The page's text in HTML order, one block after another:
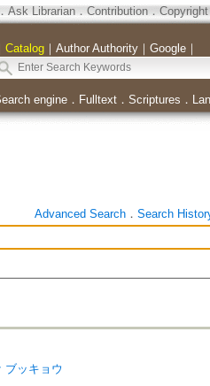
Ask Librarian． Contribution．Copyright
Catalog｜ Author Authority｜ Google｜
engine． Fulltext． Scriptures ．
Advanced Search． Search
ブッキョウ